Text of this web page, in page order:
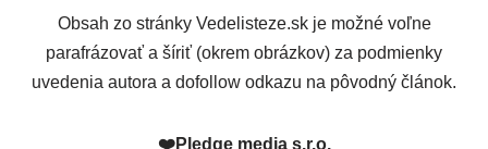
Obsah zo stránky Vedelisteze.sk je možné voľne
parafrázovať a šíriť (okrem obrázkov) za podmienky
uvedenia autora a dofollow odkazu na pôvodný článok.
❤️Pledge media s.r.o.